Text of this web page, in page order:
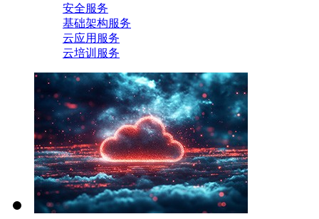
安全服务
基础架构服务
云应用服务
云培训服务